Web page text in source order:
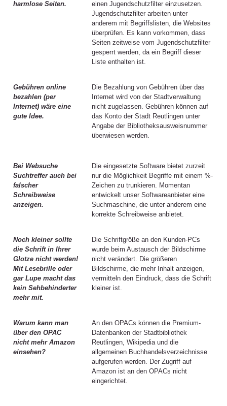
harmlose Seiten.
einen Jugendschutzfilter einzusetzen.
Jugendschutzfilter arbeiten unter
anderem mit Begriffslisten, die Websites
überprüfen. Es kann vorkommen, dass
Seiten zeitweise vom Jugendschutzfilter
gesperrt werden, da ein Begriff dieser
Liste enthalten ist.
Gebühren online
bezahlen (per
Internet) wäre eine
gute Idee.
Die Bezahlung von Gebühren über das
Internet wird von der Stadtverwaltung
nicht zugelassen. Gebühren können auf
das Konto der Stadt Reutlingen unter
Angabe der Bibliotheksausweisnummer
überwiesen werden.
Bei Websuche
Suchtreffer auch bei
falscher
Schreibweise
anzeigen.
Die eingesetzte Software bietet zurzeit
nur die Möglichkeit Begriffe mit einem %-
Zeichen zu trunkieren. Momentan
entwickelt unser Softwareanbieter eine
Suchmaschine, die unter anderem eine
korrekte Schreibweise anbietet.
Noch kleiner sollte
die Schrift in Ihrer
Glotze nicht werden!
Mit Lesebrille oder
gar Lupe macht das
kein Sehbehinderter
mehr mit.
Die Schriftgröße an den Kunden-PCs
wurde beim Austausch der Bildschirme
nicht verändert. Die größeren
Bildschirme, die mehr Inhalt anzeigen,
vermitteln den Eindruck, dass die Schrift
kleiner ist.
Warum kann man
über den OPAC
nicht mehr Amazon
einsehen?
An den OPACs können die Premium-
Datenbanken der Stadtbibliothek
Reutlingen, Wikipedia und die
allgemeinen Buchhandelsverzeichnisse
aufgerufen werden. Der Zugriff auf
Amazon ist an den OPACs nicht
eingerichtet.